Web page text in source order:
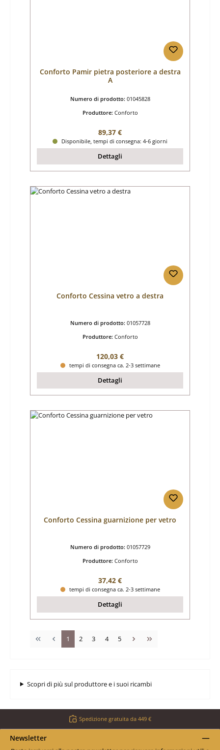
Conforto Pamir pietra posteriore a destra
A
Numero di prodotto: 01045828
Produttore: Conforto
Prezzo normale:
89,37 €
Disponibile, tempi di consegna: 4-6 giorni
Dettagli
Conforto Cessina vetro a destra
Numero di prodotto: 01057728
Produttore: Conforto
Prezzo normale:
120,03 €
tempi di consegna ca. 2-3 settimane
Dettagli
Conforto Cessina guarnizione per vetro
Numero di prodotto: 01057729
Produttore: Conforto
Prezzo normale:
37,42 €
tempi di consegna ca. 2-3 settimane
Dettagli
Pagina
1 Pagina
2 Pagina
3 Pagina
4 Pagina
5
Scopri di più sul produttore e i suoi ricambi
Spedizione gratuita da 449 €
Newsletter